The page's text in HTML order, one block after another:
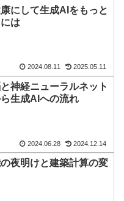
にして生成AIをもっと
は
2024.08.11 2025.05.11
神経ニューラルネット
生成AIへの流れ
2024.06.28 2024.12.14
夜明けと建築計算の変